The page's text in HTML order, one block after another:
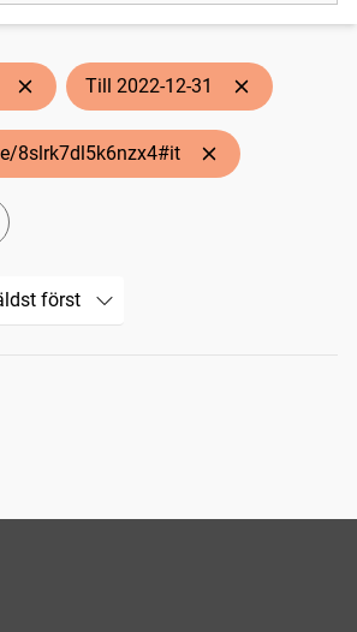
Till 2022-12-31
8slrk7dl5k6nzx4#it